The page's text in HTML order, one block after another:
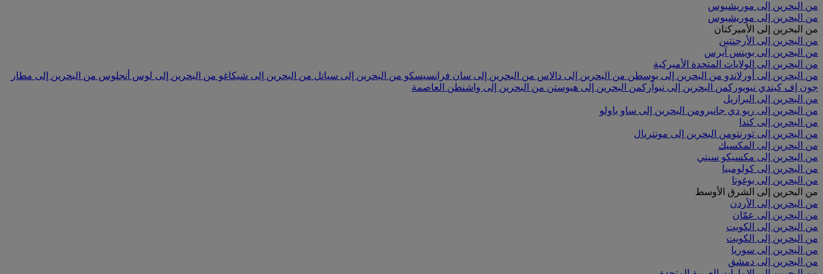
من البحرين إلى موريشيوس
من البحرين إلى موريشيوس
من البحرين إلى الأميركتان
من البحرين إلى الأرجنتين
من البحرين إلى بوينس آيرس
من البحرين إلى الولايات المتحدة الأميركية
من البحرين إلى أورلاندو من البحرين إلى بوسطن من البحرين إلى دالاس من البحرين إلى سان فرانسيسكو من البحرين إلى سياتل من البحرين إلى شيكاغو من البحرين إلى لوس أنجلوس من البحرين إلى مطار
جون إف كيندي نيويوركمن البحرين إلى نيوآركمن البحرين إلى هيوستن من البحرين إلى واشنطن العاصمة
من البحرين إلى البرازيل
من البحرين إلى ريو دي جانيرومن البحرين إلى ساو باولو
من البحرين إلى كندا
من البحرين إلى تورنتومن البحرين إلى مونتريال
من البحرين إلى المكسيك
من البحرين إلى مكسيكو سيتي
من البحرين إلى كولومبيا
من البحرين إلى بوغوتا
من البحرين إلى الشرق الأوسط
من البحرين إلى الأردن
من البحرين إلى عمّان
من البحرين إلى الكويت
من البحرين إلى الكويت
من البحرين إلى سوريا
من البحرين إلى دمشق